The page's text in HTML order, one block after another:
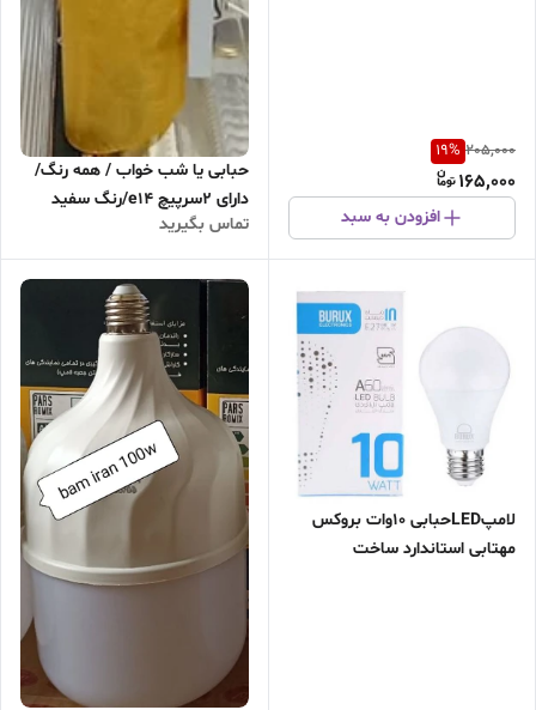
205,000
19%
165,000
افزودن به سبد
حبابی یا شب خواب / همه رنگ/
دارای 2سرپیچ e14/رنگ سفید
جهت استفاده بالاسر روشویی/
دارای 4رشته سیم متصل به
سرپیچ ها ده سانتی /رنگ‌های
مختلف جهت استفدهد
تماس بگیرید
لامپLEDحبابی 10وات بروکس
مهتابی استاندارد ساخت